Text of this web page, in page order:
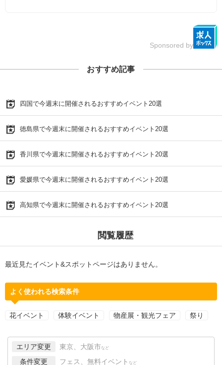
Sponsored by
おすすめ記事
四国で今週末に開催されるおすすめイベント20選
徳島県で今週末に開催されるおすすめイベント20選
香川県で今週末に開催されるおすすめイベント20選
愛媛県で今週末に開催されるおすすめイベント20選
高知県で今週末に開催されるおすすめイベント20選
閲覧履歴
最近見たイベント&スポットページはありません。
よく使われる検索条件
花イベント 体験イベント 物産展・観光フェア 祭り
エリア変更 東京、大阪市 など
条件変更 フェス、無料イベント など